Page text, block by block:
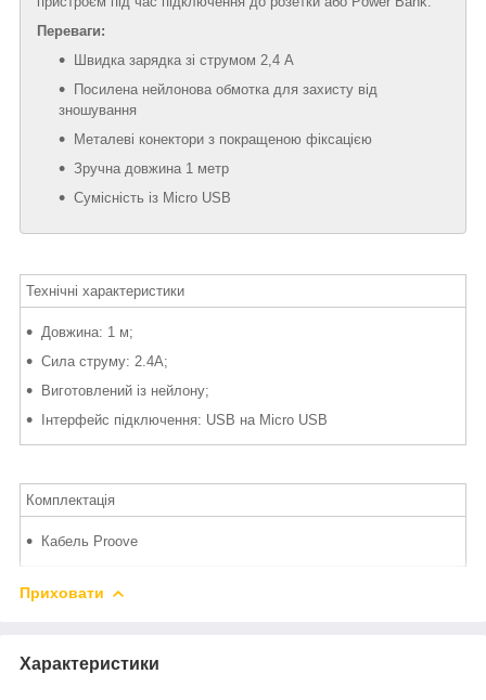
Переваги:
Швидка зарядка зі струмом 2,4 А
Посилена нейлонова обмотка для захисту від
зношування
Металеві конектори з покращеною фіксацією
Зручна довжина 1 метр
Сумісність із Micro USB
Технічні характеристики
Довжина: 1 м;
Сила струму: 2.4A;
Виготовлений із нейлону;
Інтерфейс підключення: USB на Micro USB
Комплектація
Кабель Proove
Приховати
Характеристики